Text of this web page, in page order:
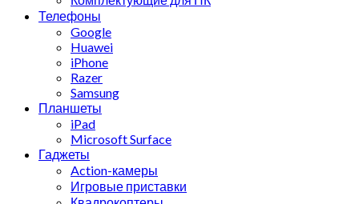
Телефоны
Google
Huawei
iPhone
Razer
Samsung
Планшеты
iPad
Microsoft Surface
Гаджеты
Action-камеры
Игровые приставки